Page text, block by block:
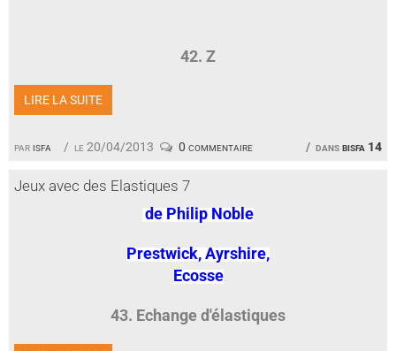
par isfa le 20/04/2013 dansbisfa 14
0 commentaire
42. Z
LIRE LA SUITE
Jeux avec des Elastiques 7
de Philip Noble
Prestwick, Ayrshire,
Ecosse
43. Echange d'élastiques